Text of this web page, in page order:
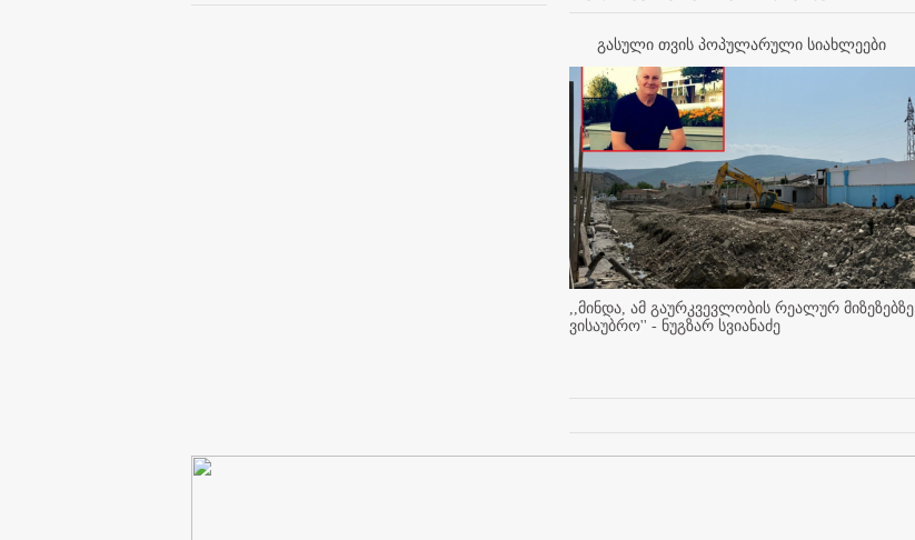
გასული თვის პოპულარული სიახლეები
,,მინდა, ამ გაურკვევლობის რეალურ მიზეზებზე
ვისაუბრო'' - ნუგზარ სვიანაძე